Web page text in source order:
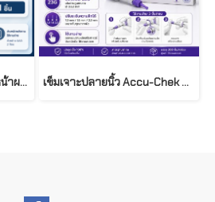
OMRON เครื่องวัดอุณหภูมิหน้าผาก รุ่น MC-F300 ( Forehead Thermometer ) เข็มเจาะปลายนิ้ว Accu-Chek Safe-T-Pro Plus 200 ชิ้น ปรับความลึกได้ 3 ระดับ ( Single-Use Safety Lancets )